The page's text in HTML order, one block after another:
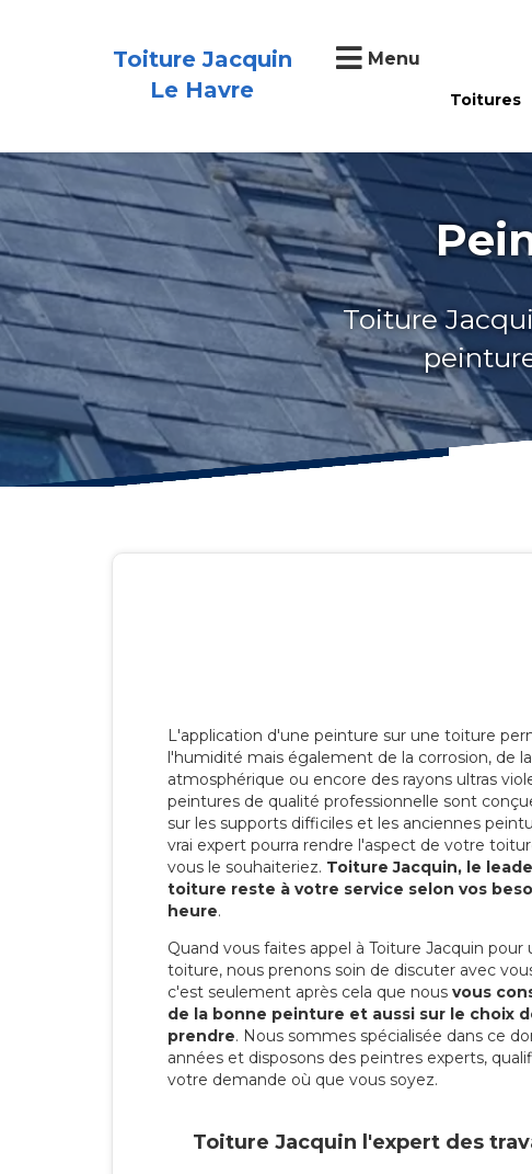
Toiture Jacquin
Le Havre
Menu
Toitures
Toiture
L'application d'une peinture sur une toiture
l'humidité mais également de la corrosion, de
atmosphérique ou encore des rayons ultras
peintures de qualité professionnelle sont
sur les supports difficiles et les anciennes
vrai expert pourra rendre l'aspect de votre
vous le souhaiteriez. Toiture Jacquin, le
toiture reste à votre service selon vos
heure.
Quand vous faites appel à Toiture Jacquin pour
toiture, nous prenons soin de discuter avec
c'est seulement après cela que nous vous
de la bonne peinture et aussi sur le choix
prendre. Nous sommes spécialisée dans ce
années et disposons des peintres experts,
votre demande où que vous soyez.
Toiture Jacquin l'expert des